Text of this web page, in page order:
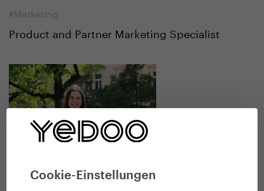
Cookie-Einstellungen
#Marketing
Product and Partner Marketing Specialist